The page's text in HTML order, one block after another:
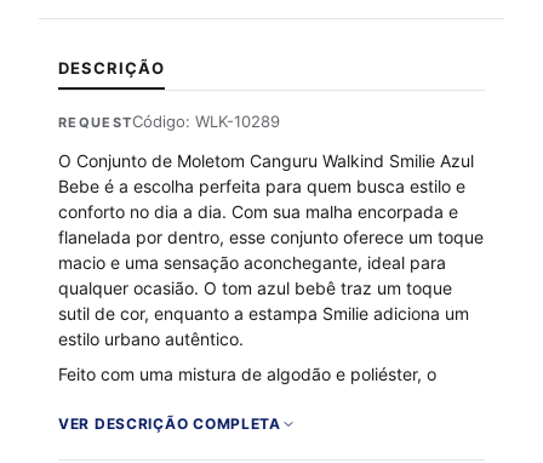
DESCRIÇÃO
REQUESTCódigo: WLK-10289
O Conjunto de Moletom Canguru Walkind Smilie Azul
Bebe é a escolha perfeita para quem busca estilo e
conforto no dia a dia. Com sua malha encorpada e
flanelada por dentro, esse conjunto oferece um toque
macio e uma sensação aconchegante, ideal para
qualquer ocasião. O tom azul bebê traz um toque
sutil de cor, enquanto a estampa Smilie adiciona um
estilo urbano autêntico.
Feito com uma mistura de algodão e poliéster, o
moletom canguru é prático e descolado, perfeito
VER DESCRIÇÃO COMPLETA